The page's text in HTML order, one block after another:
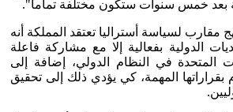
بعد خمس سنوات ستكون مختلفة تماماً".
لسياسة أستراليا تعتقد المملكة أنه
الدولية بفعالية إلا مع مشاركة فاعلة
المتحدة في النظام الدولي، إضافة إلى
بقراراتها المهمة، كي يؤدي ذلك إلى تحقيق